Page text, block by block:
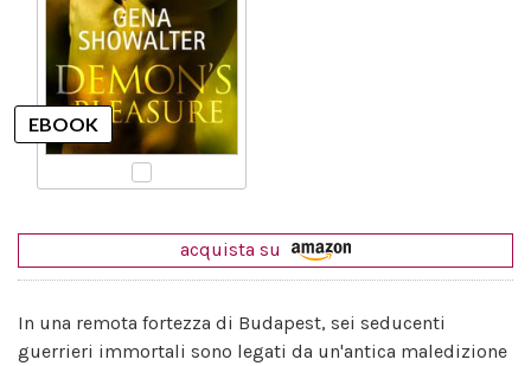
acquista su
In una remota fortezza di Budapest, sei seducenti
guerrieri immortali sono legati da un'antica maledizione